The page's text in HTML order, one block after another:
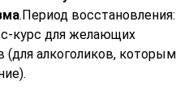
.Период восстановления:
курс для желающих
(для алкоголиков, которым